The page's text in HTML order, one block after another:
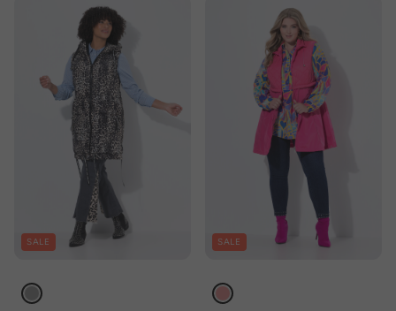
SALE SALE